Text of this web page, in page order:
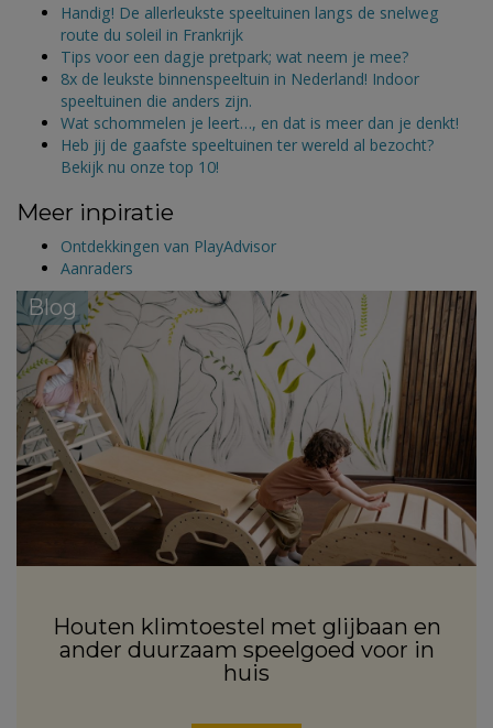
Handig! De allerleukste speeltuinen langs de snelweg
route du soleil in Frankrijk
Tips voor een dagje pretpark; wat neem je mee?
8x de leukste binnenspeeltuin in Nederland! Indoor
speeltuinen die anders zijn.
Wat schommelen je leert…, en dat is meer dan je denkt!
Heb jij de gaafste speeltuinen ter wereld al bezocht?
Bekijk nu onze top 10!
Meer inpiratie
Ontdekkingen van PlayAdvisor
Aanraders
Blog
Houten klimtoestel met glijbaan en
ander duurzaam speelgoed voor in
huis